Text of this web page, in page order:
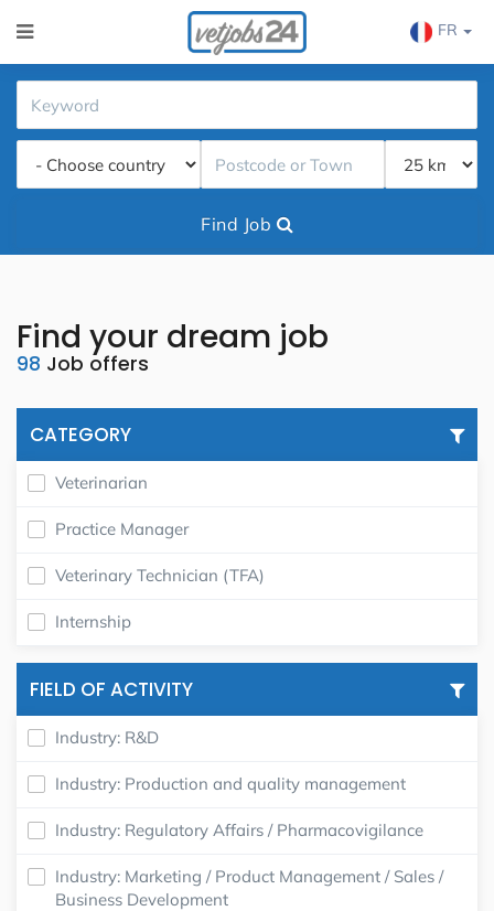
FR
Find Job
Find your dream job
98 Job offers
CATEGORY
Veterinarian
Practice Manager
Veterinary Technician (TFA)
Internship
FIELD OF ACTIVITY
Industry: R&D
Industry: Production and quality management
Industry: Regulatory Affairs / Pharmacovigilance
Industry: Marketing / Product Management / Sales /
Business Development